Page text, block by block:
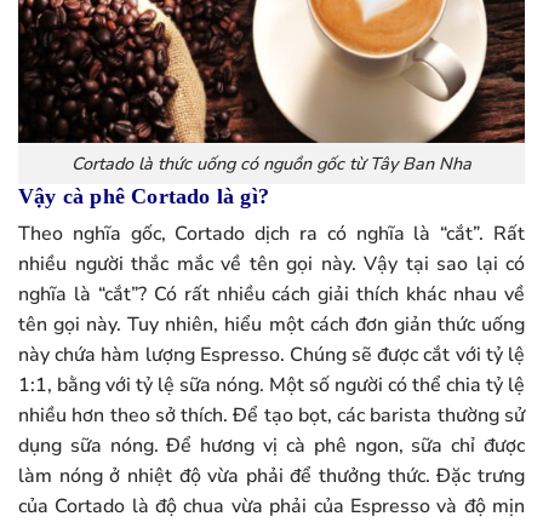
Cortado là thức uống có nguồn gốc từ Tây Ban Nha
Vậy cà phê Cortado là gì?
Theo nghĩa gốc, Cortado dịch ra có nghĩa là “cắt”. Rất
nhiều người thắc mắc về tên gọi này. Vậy tại sao lại có
nghĩa là “cắt”? Có rất nhiều cách giải thích khác nhau về
tên gọi này. Tuy nhiên, hiểu một cách đơn giản thức uống
này chứa hàm lượng Espresso. Chúng sẽ được cắt với tỷ lệ
1:1, bằng với tỷ lệ sữa nóng. Một số người có thể chia tỷ lệ
nhiều hơn theo sở thích. Để tạo bọt, các barista thường sử
dụng sữa nóng. Để hương vị cà phê ngon, sữa chỉ được
làm nóng ở nhiệt độ vừa phải để thưởng thức. Đặc trưng
của Cortado là độ chua vừa phải của Espresso và độ mịn